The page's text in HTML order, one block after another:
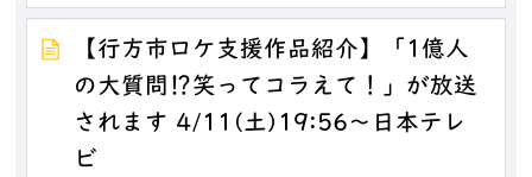
【行方市ロケ支援作品紹介】「1億人
の大質問⁉笑ってコラえて！」が放送
されます 4/11(土)19:56～日本テレ
ビ